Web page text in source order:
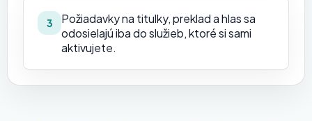
3
Požiadavky na titulky, preklad a hlas sa
odosielajú iba do služieb, ktoré si sami
aktivujete.